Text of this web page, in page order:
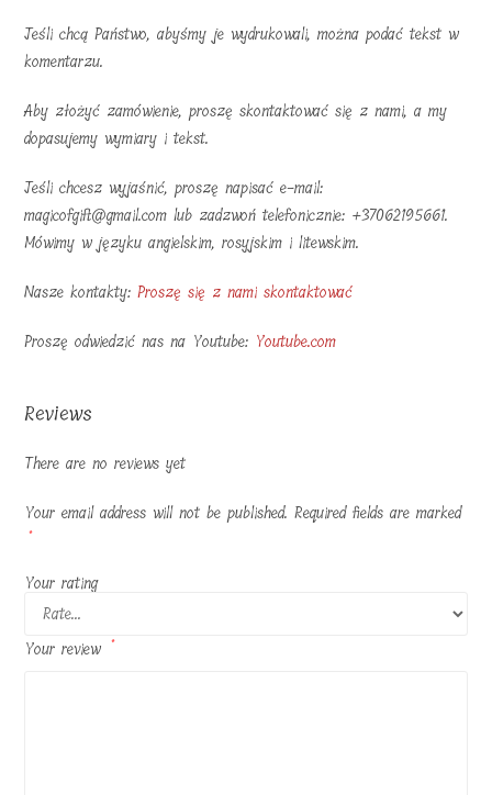
Jeśli chcą Państwo, abyśmy je wydrukowali, można podać tekst w
komentarzu.
Aby złożyć zamówienie, proszę skontaktować się z nami, a my
dopasujemy wymiary i tekst.
Jeśli chcesz wyjaśnić, proszę napisać e-mail:
magicofgift@gmail.com lub zadzwoń telefonicznie: +37062195661.
Mówimy w języku angielskim, rosyjskim i litewskim.
Nasze kontakty:Proszę się z nami skontaktować
Proszę odwiedzić nas na Youtube: Youtube.com
Reviews
There are no reviews yet
Your email address will not be published. Required fields are marked
*
Your rating
Your review *